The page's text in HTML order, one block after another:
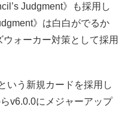
Judgment》も採用し
》は白白がでるか
ォーカー対策として採用
いう新規カードを採用し
v6.0.0にメジャーアップ